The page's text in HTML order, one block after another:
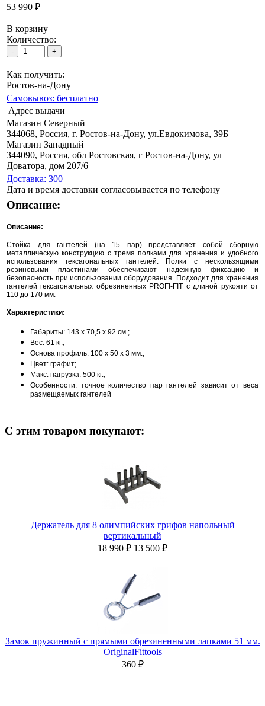
53 990 ₽
В корзину
Количество:
Как получить:
Ростов-на-Дону
Самовывоз: бесплатно
Адрес выдачи
Магазин Северный
344068, Россия, г. Ростов-на-Дону, ул.Евдокимова, 39Б
Магазин Западный
344090, Россия, обл Ростовская, г Ростов-на-Дону, ул
Доватора, дом 207/6
Доставка: 300
Дата и время доставки согласовывается по телефону
Описание:
Описание:
Стойка для гантелей (на 15 пар) представляет собой сборную
металлическую конструкцию с тремя полками для хранения и удобного
использования гексагональных гантелей. Полки с нескользящими
резиновыми пластинами обеспечивают надежную фиксацию и
безопасность при использовании оборудования. Подходит для хранения
гантелей гексагональных обрезиненных PROFI-FIT с длиной рукояти от
110 до 170 мм.
Характеристики:
Габариты: 143 х 70,5 х 92 см.;
Вес: 61 кг.;
Основа профиль: 100 х 50 х 3 мм.;
Цвет: графит;
Макс. нагрузка: 500 кг.;
Особенности: точное количество пар гантелей зависит от веса
размещаемых гантелей
С этим товаром покупают:
Держатель для 8 олимпийских грифов напольный
вертикальный
18 990 ₽ 13 500 ₽
Замок пружинный с прямыми обрезиненными лапками 51 мм.
OriginalFittools
360 ₽